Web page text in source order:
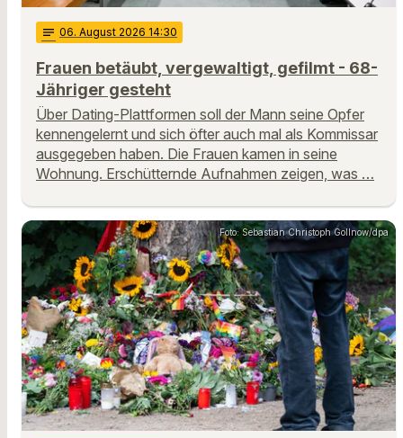
notes 06. August 2026 14:30
Frauen betäubt, vergewaltigt, gefilmt - 68-
Jähriger gesteht
Über Dating-Plattformen soll der Mann seine Opfer
kennengelernt und sich öfter auch mal als Kommissar
ausgegeben haben. Die Frauen kamen in seine
Wohnung. Erschütternde Aufnahmen zeigen, was …
Foto: Sebastian Christoph Gollnow/dpa